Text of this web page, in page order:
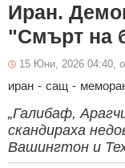
Иран.
"Смърт на
15 Юни, 2026 04:40,
иран - сащ -
„Галибаф,
скандираха
Вашингтон и